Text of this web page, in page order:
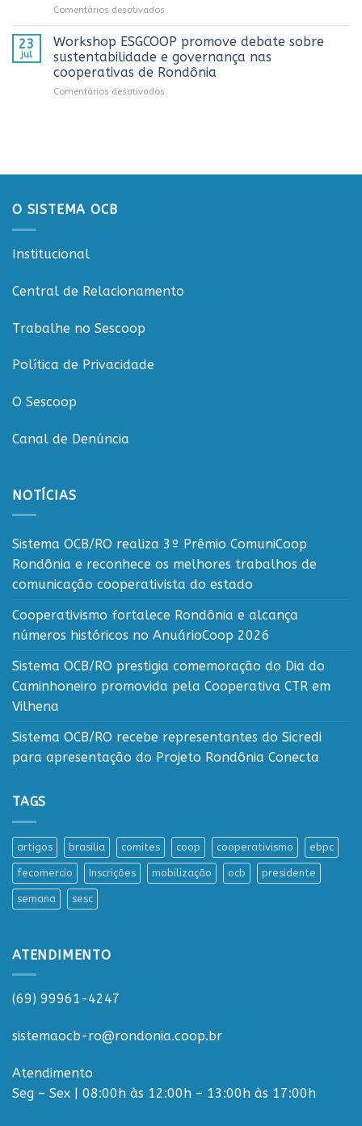
Caminhoneiro
promovida
pela
Cooperativa
Comentários desativados
OCB/RO
recebe
representantes
do
Conecta
23
jul
Workshop ESGCOOP promove debate sobre
sustentabilidade e governança nas
cooperativas de Rondônia
Comentários desativados
sustentabilidade
O SISTEMA OCB
Institucional
Central de Relacionamento
Trabalhe no Sescoop
Política de Privacidade
O Sescoop
Canal de Denúncia
NOTÍCIAS
Sistema OCB/RO realiza 3º Prêmio ComuniCoop
Rondônia e reconhece os melhores trabalhos de
comunicação cooperativista do estado
Cooperativismo fortalece Rondônia e alcança
números históricos no AnuárioCoop 2026
Sistema OCB/RO prestigia comemoração do Dia do
Caminhoneiro promovida pela Cooperativa CTR em
Vilhena
Sistema OCB/RO recebe representantes do Sicredi
para apresentação do Projeto Rondônia Conecta
TAGS
artigos brasilia comites coop cooperativismo ebpc
fecomercio Inscrições mobilização ocb presidente
semana sesc
ATENDIMENTO
(69) 99961-4247
sistemaocb-ro@rondonia.coop.br
Atendimento
Seg – Sex | 08:00h às 12:00h – 13:00h às 17:00h